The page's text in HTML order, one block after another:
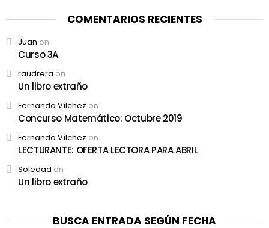
COMENTARIOS RECIENTES
Juan on
Curso 3A
raudrera on
Un libro extraño
Fernando Vílchez on
Concurso Matemático: Octubre 2019
Fernando Vílchez on
LECTURANTE: OFERTA LECTORA PARA ABRIL
Soledad on
Un libro extraño
BUSCA ENTRADA SEGÚN FECHA